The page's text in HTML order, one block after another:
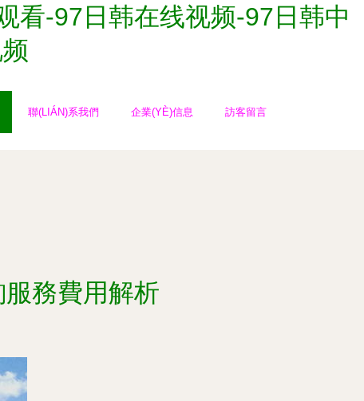
看-97日韩在线视频-97日韩中
聯(LIÁN)系我們 企業(YÈ)信息 訪客留言
務費用解析